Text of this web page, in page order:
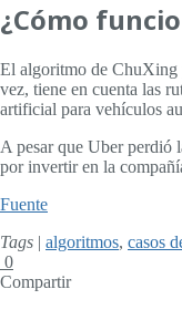
¿Cómo
El algoritmo de ChuXing
vez, tiene en cuenta las
artificial para vehículos
A pesar que Uber perdió
por invertir en la
Fuente
Tags | algoritmos, casos
0
Compartir